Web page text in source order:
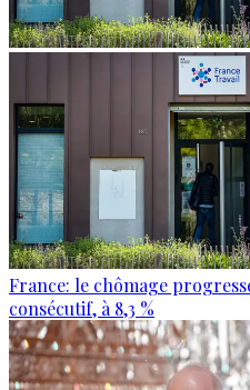
France: le chômage
consécutif, à 8,3 %